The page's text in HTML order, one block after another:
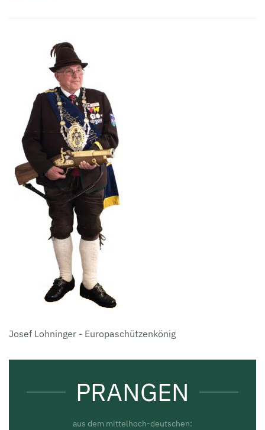
Josef Lohninger - Europaschützenkönig
PRANGEN
aus dem mittelhoch-deutschen: